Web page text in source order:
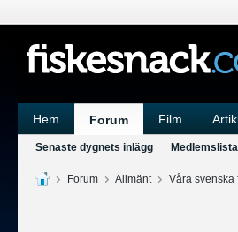
Hem Forum Film
Senaste dygnets inlägg Medlemslista
Forum Allmänt Våra svenska